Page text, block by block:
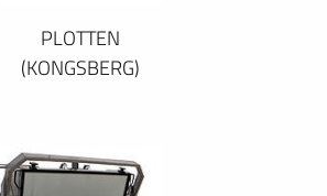
PLOTTEN
(KONGSBERG)